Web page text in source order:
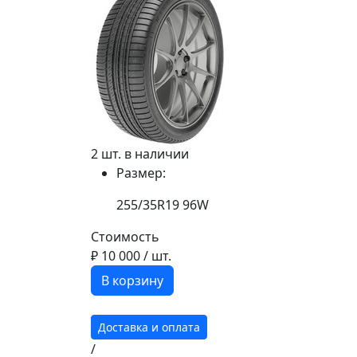
2 шт. в наличии
Размер:
255/35R19 96W
Стоимость
₽ 10 000/ шт.
В корзину
Доставка и оплата
/